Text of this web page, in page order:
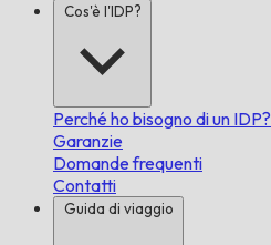
Cos'è l'IDP?
Perché ho bisogno di un IDP?
Garanzie
Domande frequenti
Contatti
Guida di viaggio